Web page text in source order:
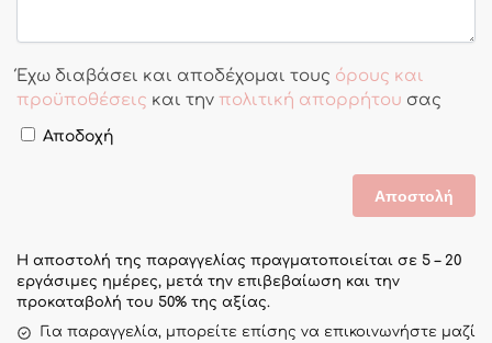
Έχω διαβάσει και αποδέχομαι τους όρους και
προϋποθέσεις και την πολιτική απορρήτου σας
Αποδοχή
Η αποστολή της παραγγελίας πραγματοποιείται σε 5 – 20
εργάσιμες ημέρες, μετά την επιβεβαίωση και την
προκαταβολή του 50% της αξίας.
Για παραγγελία, μπορείτε επίσης να επικοινωνήστε μαζί